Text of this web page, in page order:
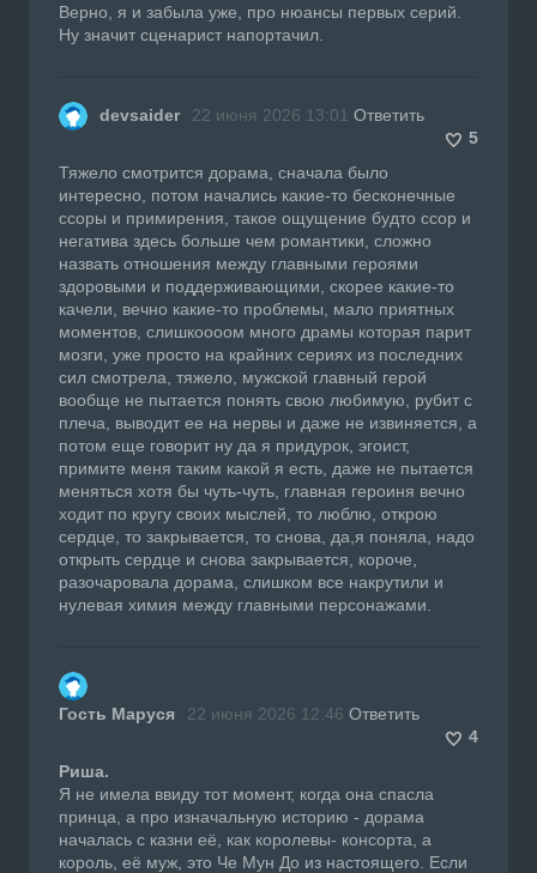
Верно, я и забыла уже, про нюансы первых серий.
Ну значит сценарист напортачил.
devsaider 22 июня 2026 13:01 Ответить
5
Тяжело смотрится дорама, сначала было
интересно, потом начались какие-то бесконечные
ссоры и примирения, такое ощущение будто ссор и
негатива здесь больше чем романтики, сложно
назвать отношения между главными героями
здоровыми и поддерживающими, скорее какие-то
качели, вечно какие-то проблемы, мало приятных
моментов, слишкоооом много драмы которая парит
мозги, уже просто на крайних сериях из последних
сил смотрела, тяжело, мужской главный герой
вообще не пытается понять свою любимую, рубит с
плеча, выводит ее на нервы и даже не извиняется, а
потом еще говорит ну да я придурок, эгоист,
примите меня таким какой я есть, даже не пытается
меняться хотя бы чуть-чуть, главная героиня вечно
ходит по кругу своих мыслей, то люблю, открою
сердце, то закрывается, то снова, да,я поняла, надо
открыть сердце и снова закрывается, короче,
разочаровала дорама, слишком все накрутили и
нулевая химия между главными персонажами.
Гость Маруся 22 июня 2026 12:46 Ответить
4
Риша.
Я не имела ввиду тот момент, когда она спасла
принца, а про изначальную историю - дорама
началась с казни её, как королевы- консорта, а
король, её муж, это Че Мун До из настоящего. Если